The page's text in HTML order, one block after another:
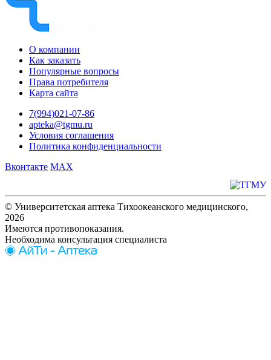
О компании
Как заказать
Популярные вопросы
Права потребителя
Карта сайта
7(994)021-07-86
apteka@tgmu.ru
Условия соглашения
Политика конфиденциальности
Вконтакте MAX
© Университетская аптека Тихоокеанского медицинского,
2026
Имеются противопоказания.
Необходима консультация специалиста